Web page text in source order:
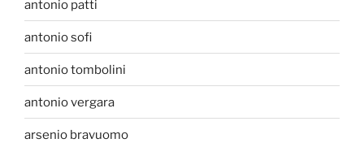
antonio patti
antonio sofi
antonio tombolini
antonio vergara
arsenio bravuomo